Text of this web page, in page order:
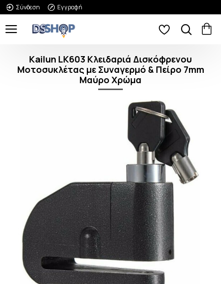
Σύνδεση Εγγραφή
Kailun LK603 Κλειδαριά Δισκόφρενου
Μοτοσυκλέτας με Συναγερμό & Πείρο 7mm
Μαύρο Χρώμα